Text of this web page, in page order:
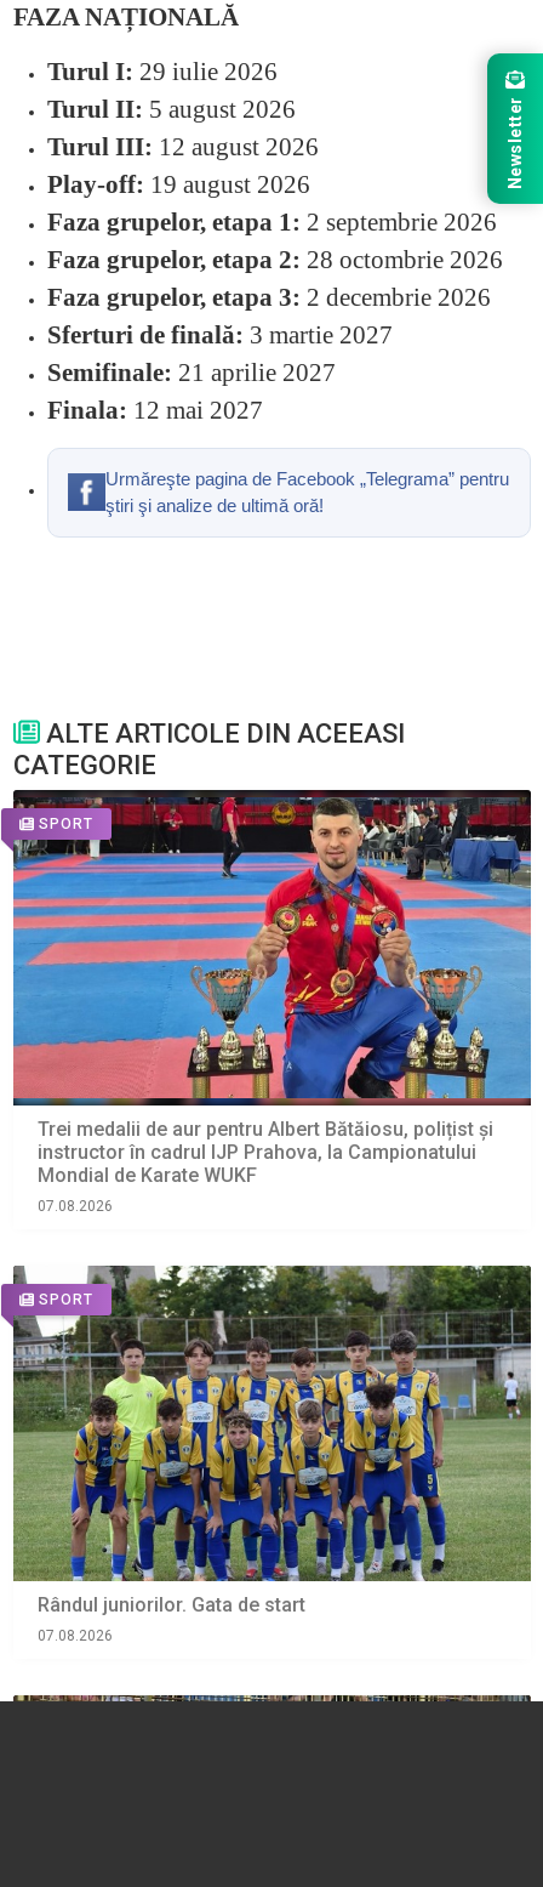
FAZA NAȚIONALĂ
Turul I: 29 iulie 2026
Turul II: 5 august 2026
Turul III: 12 august 2026
Play-off: 19 august 2026
Faza grupelor, etapa 1: 2 septembrie 2026
Faza grupelor, etapa 2: 28 octombrie 2026
Faza grupelor, etapa 3: 2 decembrie 2026
Sferturi de finală: 3 martie 2027
Semifinale: 21 aprilie 2027
Finala: 12 mai 2027
Urmăreşte pagina de Facebook „Telegrama” pentru
ştiri şi analize de ultimă oră!
ALTE ARTICOLE DIN ACEEASI
CATEGORIE
SPORT
Trei medalii de aur pentru Albert Bătăiosu, polițist și
instructor în cadrul IJP Prahova, la Campionatului
Mondial de Karate WUKF
07.08.2026
SPORT
Rândul juniorilor. Gata de start
07.08.2026
Newsletter